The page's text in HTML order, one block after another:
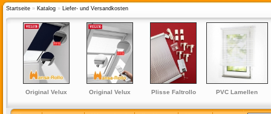
Startseite » Katalog » Liefer- und Versandkosten
Original Velux
GGL/GPL/GHL/GTL/GXL/DKL
Original Velux
GGU/GHU/GPU/GTU
Plisse Faltrollo
PVC Lamellen
weiß